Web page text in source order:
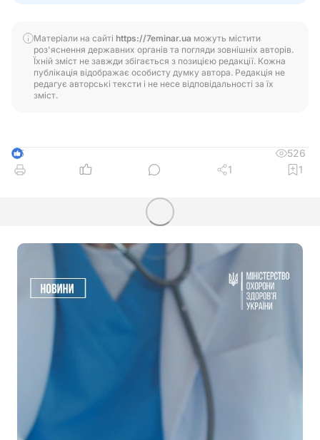
Матеріали на сайті https://7eminar.ua можуть містити
роз'яснення державних органів та погляди зовнішніх авторів.
Їхній зміст не завжди збігається з позицією редакції. Кожна
публікація відображає особисту думку автора. Редакція не
редагує авторські тексти і не несе відповідальності за їх
зміст.
5
526
1
1